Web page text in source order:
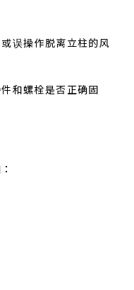
误操作脱离立柱的风
和螺栓是否正确固